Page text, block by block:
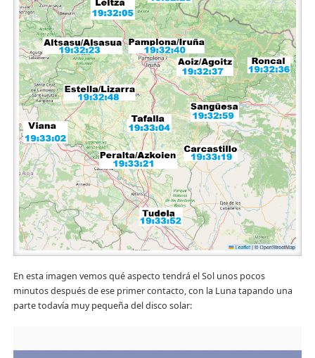
En esta imagen vemos qué aspecto tendrá el Sol unos pocos
minutos después de ese primer contacto, con la Luna tapando una
parte todavía muy pequeña del disco solar: